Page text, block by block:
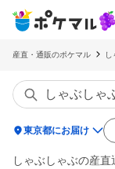
産直・通販のポケマル
location_on東京都にお届け
しゃぶしゃぶの産